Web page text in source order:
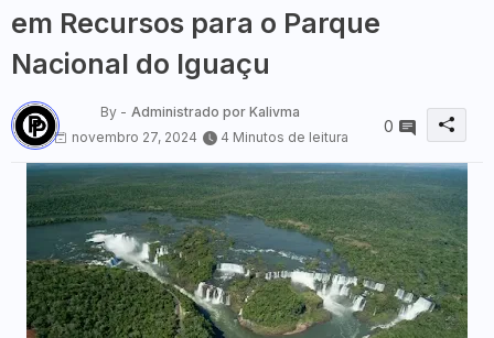
em Recursos para o Parque
Nacional do Iguaçu
By - Administrado por Kalivma
novembro 27, 2024
4 Minutos de leitura
0